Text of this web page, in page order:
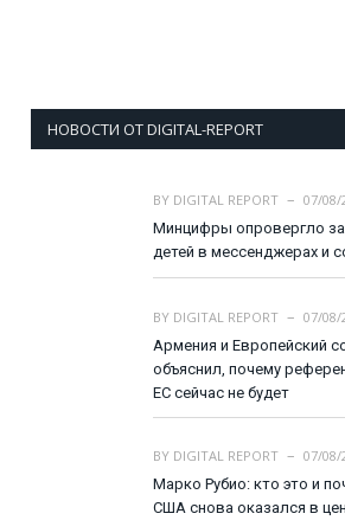
НОВОСТИ ОТ DIGITAL-REPORT
BY DIGITAL REPORT
07/08/
Минцифры опровергло
детей в мессенджерах и
BY DIGITAL REPORT
07/08/
Армения и Европейский
объяснил, почему
ЕС сейчас не будет
BY DIGITAL REPORT
07/08/
Марко Рубио: кто это и
США снова оказался в